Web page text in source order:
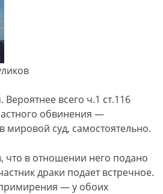
всего ч.1 ст.116
обвинения —
мировой суд, самостоятельно.
что в отношении него подано
драки подает встречное.
— у обоих